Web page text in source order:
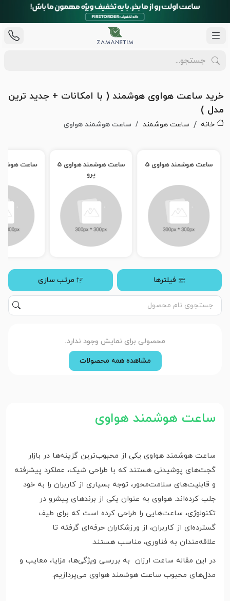
خرید ساعت هواوی هوشمند ( با امکانات + جدید ترین
مدل )
خانه ساعت هوشمند ساعت هوشمند هواوی
ساعت هوشمند هواوی 5
ساعت هوشمند هواوی 6
فیلترها مرتب سازی
محصولی برای نمایش وجود ندارد.
مشاهده همه محصولات
ساعت هوشمند هواوی
ساعت‌ هوشمند هواوی یکی از محبوب‌ترین گزینه‌ها در بازار
گجت‌های پوشیدنی هستند که با طراحی شیک، عملکرد پیشرفته
و قابلیت‌های سلامت‌محور، توجه بسیاری از کاربران را به خود
جلب کرده‌اند. هواوی به عنوان یکی از برندهای پیشرو در
تکنولوژی، ساعت‌هایی را طراحی کرده است که برای طیف
گسترده‌ای از کاربران، از ورزشکاران حرفه‌ای گرفته تا
علاقه‌مندان به فناوری، مناسب هستند.
در این مقاله ساعت ارزان به بررسی ویژگی‌ها، مزایا، معایب و
مدل‌های محبوب ساعت‌ هوشمند هواوی می‌پردازیم.